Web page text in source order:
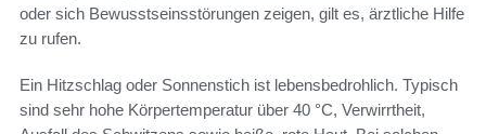
oder sich Bewusstseinsstörungen zeigen, gilt es, ärztliche Hilfe
zu rufen.
Ein Hitzschlag oder Sonnenstich ist lebensbedrohlich. Typisch
sind sehr hohe Körpertemperatur über 40 °C, Verwirrtheit,